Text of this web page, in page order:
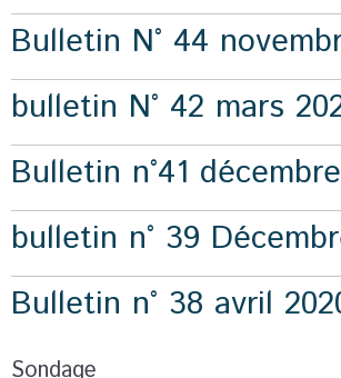
Bulletin N° 44
bulletin N° 42 mars
Bulletin n°41
bulletin n° 39
Bulletin n° 38 avril
Sondage